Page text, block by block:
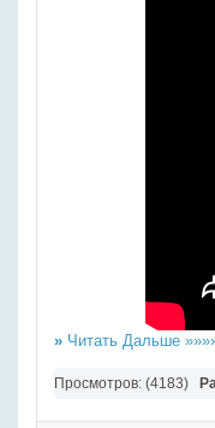
»Читать Дальше
Просмотров: (4183)